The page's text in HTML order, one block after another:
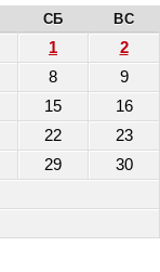
СБ ВС
1
2
8
9
15
16
22
23
29
30